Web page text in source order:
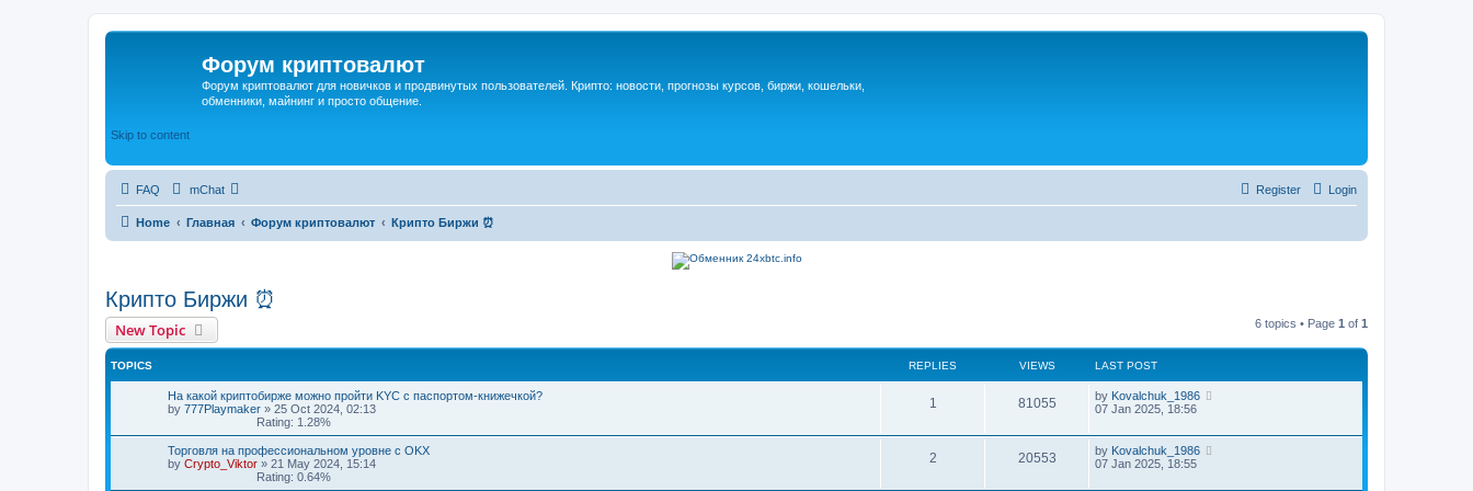
Форум криптовалют
Форум криптовалют для новичков и продвинутых пользователей. Крипто: новости, прогнозы курсов, биржи, кошельки,
обменники, майнинг и просто общение.
Skip to content
FAQ mChat Login
Register
Home Главная Форум криптовалют Крипто Биржи ⏰
Крипто Биржи ⏰
New Topic 6 topics • Page 1 of 1
TOPICS REPLIES VIEWS LAST POST
На какой криптобирже можно пройти KYC с паспортом-книжечкой?
by 777Playmaker » 25 Oct 2024, 02:13
Rating: 1.28%
1 81055 by Kovalchuk_1986
07 Jan 2025, 18:56
Торговля на профессиональном уровне с OKX
by Crypto_Viktor » 21 May 2024, 15:14
Rating: 0.64%
2 20553 by Kovalchuk_1986
07 Jan 2025, 18:55